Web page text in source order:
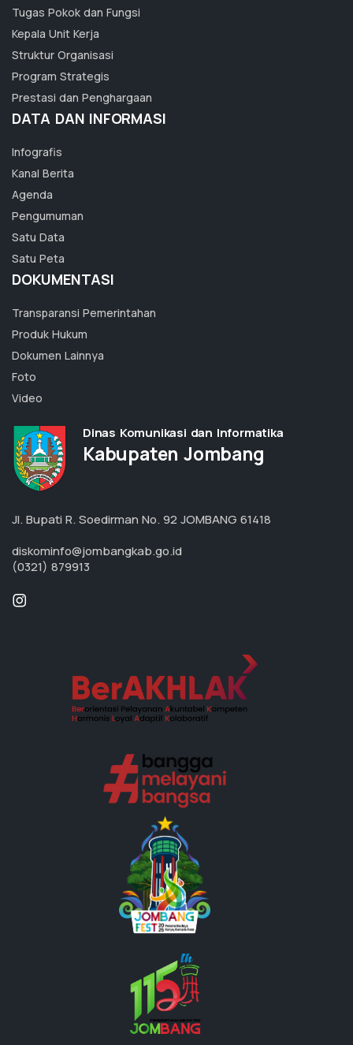
Tugas Pokok dan Fungsi
Kepala Unit Kerja
Struktur Organisasi
Program Strategis
Prestasi dan Penghargaan
DATA DAN INFORMASI
Infografis
Kanal Berita
Agenda
Pengumuman
Satu Data
Satu Peta
DOKUMENTASI
Transparansi Pemerintahan
Produk Hukum
Dokumen Lainnya
Foto
Video
Dinas Komunikasi dan Informatika
Kabupaten Jombang
Jl. Bupati R. Soedirman No. 92 JOMBANG 61418
diskominfo@jombangkab.go.id
(0321) 879913